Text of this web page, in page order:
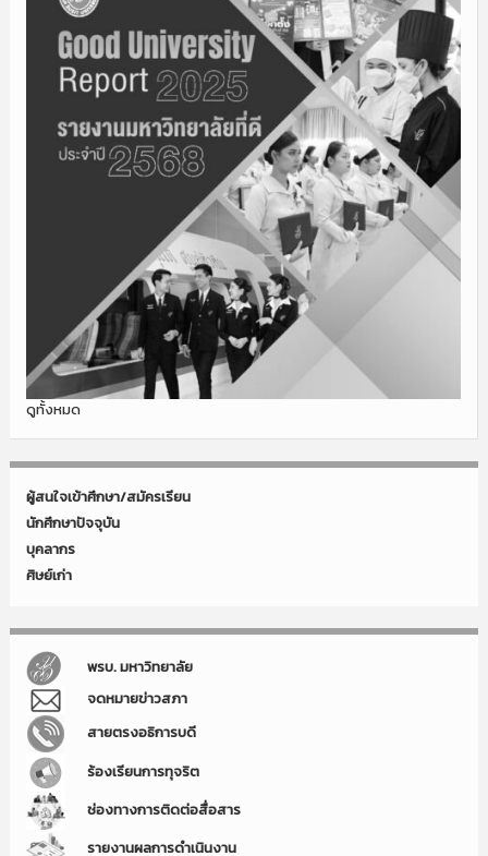
ดูทั้งหมด
ผู้สนใจเข้าศึกษา/สมัครเรียน
นักศึกษาปัจจุบัน
บุคลากร
ศิษย์เก่า
พรบ. มหาวิทยาลัย
จดหมายข่าวสภา
สายตรงอธิการบดี
ร้องเรียนการทุจริต
ช่องทางการติดต่อสื่อสาร
รายงานผลการดำเนินงาน